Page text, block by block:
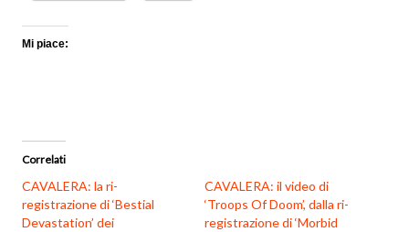
Mi piace:
Correlati
CAVALERA: la ri-
registrazione di ‘Bestial
Devastation’ dei
CAVALERA: il video di
‘Troops Of Doom’, dalla ri-
registrazione di ‘Morbid